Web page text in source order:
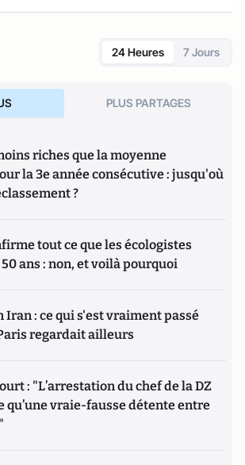
24 Heures 7 Jours
PLUS PARTAGES
riches que la moyenne
la 3e année consécutive : jusqu'où
?
tout ce que les écologistes
ans : non, et voilà pourquoi
Iran : ce qui s'est vraiment passé
regardait ailleurs
: "L’arrestation du chef de la DZ
qu’une vraie-fausse détente entre